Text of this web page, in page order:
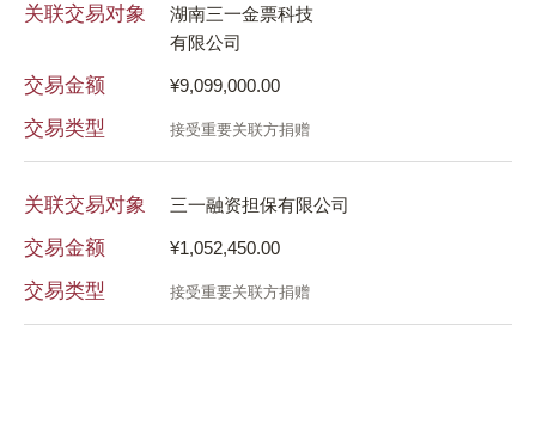
关联交易对象
湖南三一金票科技
有限公司
交易金额 ¥9,099,000.00
交易类型 接受重要关联方捐赠
关联交易对象 三一融资担保有限公司
交易金额 ¥1,052,450.00
交易类型 接受重要关联方捐赠